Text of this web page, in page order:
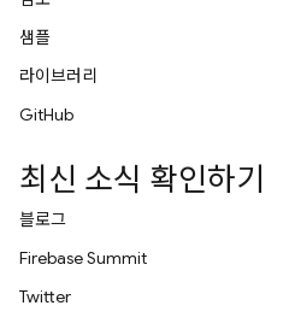
샘플
라이브러리
GitHub
최신 소식 확인하기
블로그
Firebase Summit
Twitter